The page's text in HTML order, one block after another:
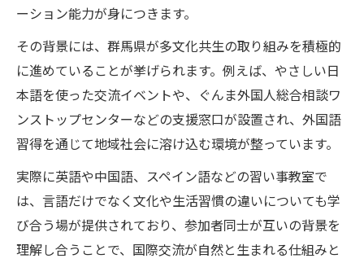
ーション能力が身につきます。
その背景には、群馬県が多文化共生の取り組みを積極的
に進めていることが挙げられます。例えば、やさしい日
本語を使った交流イベントや、ぐんま外国人総合相談ワ
ンストップセンターなどの支援窓口が設置され、外国語
習得を通じて地域社会に溶け込む環境が整っています。
実際に英語や中国語、スペイン語などの習い事教室で
は、言語だけでなく文化や生活習慣の違いについても学
び合う場が提供されており、参加者同士が互いの背景を
理解し合うことで、国際交流が自然と生まれる仕組みと